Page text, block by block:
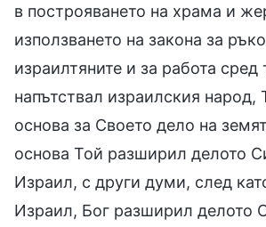
в построяването на храма и
използването на закона за
израилтяните и за работа сред
напътствал израилския народ,
основа за Своето дело на
основа Той разширил делото
Израил, с други думи, след
Израил, Бог разширил делото